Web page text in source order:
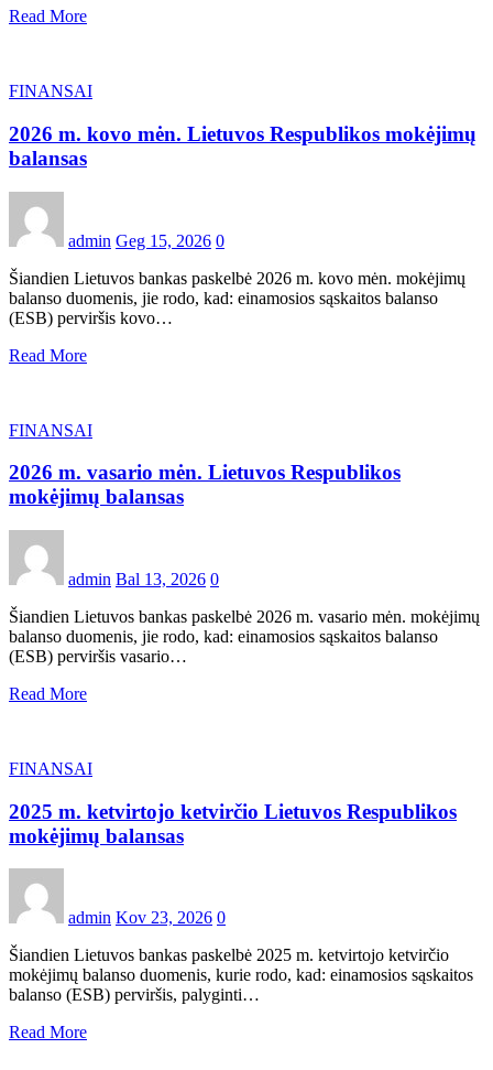
Read More
FINANSAI
2026 m. kovo mėn. Lietuvos Respublikos mokėjimų
balansas
admin Geg 15, 2026 0
Šiandien Lietuvos bankas paskelbė 2026 m. kovo mėn. mokėjimų
balanso duomenis, jie rodo, kad: einamosios sąskaitos balanso
(ESB) perviršis kovo…
Read More
FINANSAI
2026 m. vasario mėn. Lietuvos Respublikos
mokėjimų balansas
admin Bal 13, 2026 0
Šiandien Lietuvos bankas paskelbė 2026 m. vasario mėn. mokėjimų
balanso duomenis, jie rodo, kad: einamosios sąskaitos balanso
(ESB) perviršis vasario…
Read More
FINANSAI
2025 m. ketvirtojo ketvirčio Lietuvos Respublikos
mokėjimų balansas
admin Kov 23, 2026 0
Šiandien Lietuvos bankas paskelbė 2025 m. ketvirtojo ketvirčio
mokėjimų balanso duomenis, kurie rodo, kad: einamosios sąskaitos
balanso (ESB) perviršis, palyginti…
Read More